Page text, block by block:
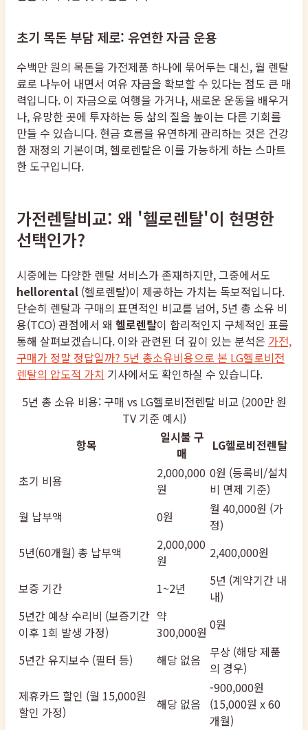
초기 목돈 부담 제로: 유연한 자금 운용
수백만 원의 목돈을 가전제품 하나에 묶어두는 대신, 월 렌탈
료로 나누어 내면서 여유 자금을 확보할 수 있다는 점도 큰 매
력입니다. 이 자금으로 여행을 가거나, 새로운 운동을 배우거
나, 유망한 곳에 투자하는 등 삶의 질을 높이는 다른 기회를
만들 수 있습니다. 현금 흐름을 유연하게 관리하는 것은 건강
한 재정의 기본이며, 헬로렌탈은 이를 가능하게 하는 스마트
한 도구입니다.
가전렌탈비교: 왜 '헬로렌탈'이 현명한
선택인가?
시중에는 다양한 렌탈 서비스가 존재하지만, 그중에서도
hellorental (헬로렌탈)이 제공하는 가치는 독보적입니다.
단순히 렌탈과 구매의 표면적인 비교를 넘어, 5년 총 소유 비
용(TCO) 관점에서 왜 헬로렌탈이 합리적인지 구체적인 표를
통해 살펴보겠습니다. 이와 관련된 더 깊이 있는 분석은 가전,
구매가 정말 정답일까? 5년 총소유비용으로 본 LG헬로비전
렌탈의 압도적 가치 기사에서도 확인하실 수 있습니다.
5년 총 소유 비용: 구매 vs LG헬로비전렌탈 비교 (200만 원
TV 기준 예시)
항목
일시불 구
매
LG헬로비전렌탈
초기 비용
2,000,000
원
0원 (등록비/설치
비 면제 기준)
월 납부액
0원
월 40,000원 (가
정)
5년(60개월) 총 납부액
2,000,000
원
2,400,000원
보증 기간 1~2년
5년 (계약기간 내
내)
5년간 예상 수리비 (보증기간
이후 1회 발생 가정)
약
300,000원 0원
5년간 유지보수 (필터 등) 해당 없음
무상 (해당 제품
의 경우)
제휴카드 할인 (월 15,000원
할인 가정)
해당 없음
-900,000원
(15,000원 x 60
개월)